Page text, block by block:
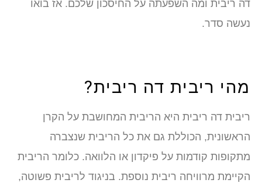
ריבית ומה השפעתה על החיסכון שלכם. אז בואו
סדר.
ריבית דה ריבית?
דה ריבית היא הריבית המחושבת על הקרן
הכוללת גם את כל הריבית שנצברה
קודמות על פיקדון או הלוואה. כלומר הריבית
מרוויחה ריבית נוספת. בניגוד לריבית פשוטה,